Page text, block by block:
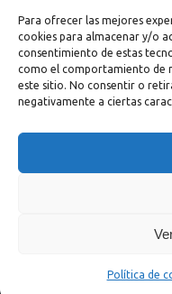
Para ofrecer las mejores
cookies para almacenar y/o
consentimiento de estas
como el comportamiento de
este sitio. No consentir o
negativamente a ciertas
Política de
50008
Email:
Tel: (+34) 976